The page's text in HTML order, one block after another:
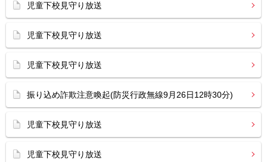
児童下校見守り放送
児童下校見守り放送
児童下校見守り放送
振り込め詐欺注意喚起(防災行政無線9月26日12時30分)
児童下校見守り放送
児童下校見守り放送